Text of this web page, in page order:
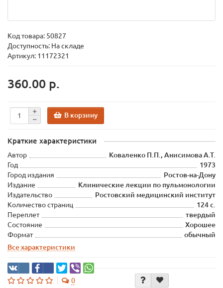
Код товара: 50827
Доступность: На складе
Артикул: 11172321
360.00 р.
В корзину
Краткие характеристики
Автор
Коваленко П.П., Анисимова А.Т.
Год
1973
Город издания
Ростов-на-Дону
Издание
Клинические лекции по пульмонологии
Издательство
Ростовский медицинский институт
Количество страниц
124 с.
Переплет
твердый
Состояние
Хорошее
Формат
обычный
Все характеристики
0